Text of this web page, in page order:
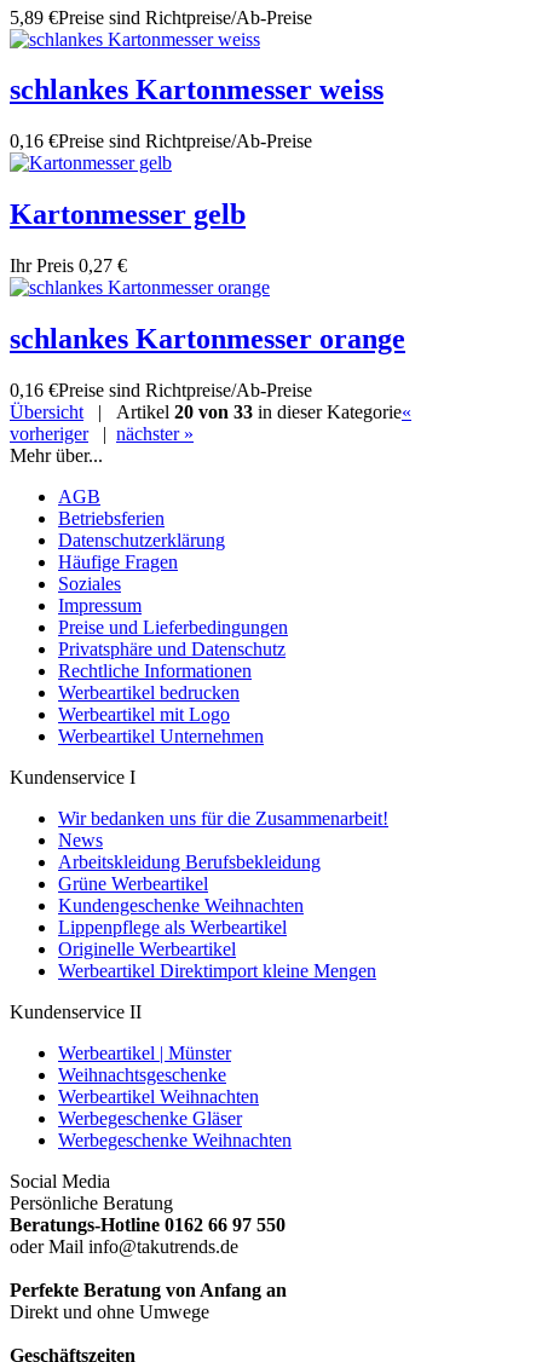
5,89 €Preise sind Richtpreise/Ab-Preise
schlankes Kartonmesser weiss
0,16 €Preise sind Richtpreise/Ab-Preise
Kartonmesser gelb
Ihr Preis 0,27 €
schlankes Kartonmesser orange
0,16 €Preise sind Richtpreise/Ab-Preise
Übersicht | Artikel 20 von 33 in dieser Kategorie«
vorheriger| nächster »
Mehr über...
AGB
Betriebsferien
Datenschutzerklärung
Häufige Fragen
Soziales
Impressum
Preise und Lieferbedingungen
Privatsphäre und Datenschutz
Rechtliche Informationen
Werbeartikel bedrucken
Werbeartikel mit Logo
Werbeartikel Unternehmen
Kundenservice I
Wir bedanken uns für die Zusammenarbeit!
News
Arbeitskleidung Berufsbekleidung
Grüne Werbeartikel
Kundengeschenke Weihnachten
Lippenpflege als Werbeartikel
Originelle Werbeartikel
Werbeartikel Direktimport kleine Mengen
Kundenservice II
Werbeartikel | Münster
Weihnachtsgeschenke
Werbeartikel Weihnachten
Werbegeschenke Gläser
Werbegeschenke Weihnachten
Social Media
Persönliche Beratung
Beratungs-Hotline 0162 66 97 550
oder Mail info@takutrends.de
Perfekte Beratung von Anfang an
Direkt und ohne Umwege
Geschäftszeiten